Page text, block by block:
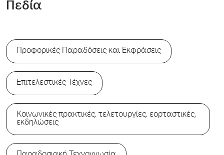
Πεδία
Προφορικές Παραδόσεις και Εκφράσεις
Επιτελεστικές Τέχνες
Κοινωνικές πρακτικές, τελετουργίες, εορταστικές,
εκδηλώσεις